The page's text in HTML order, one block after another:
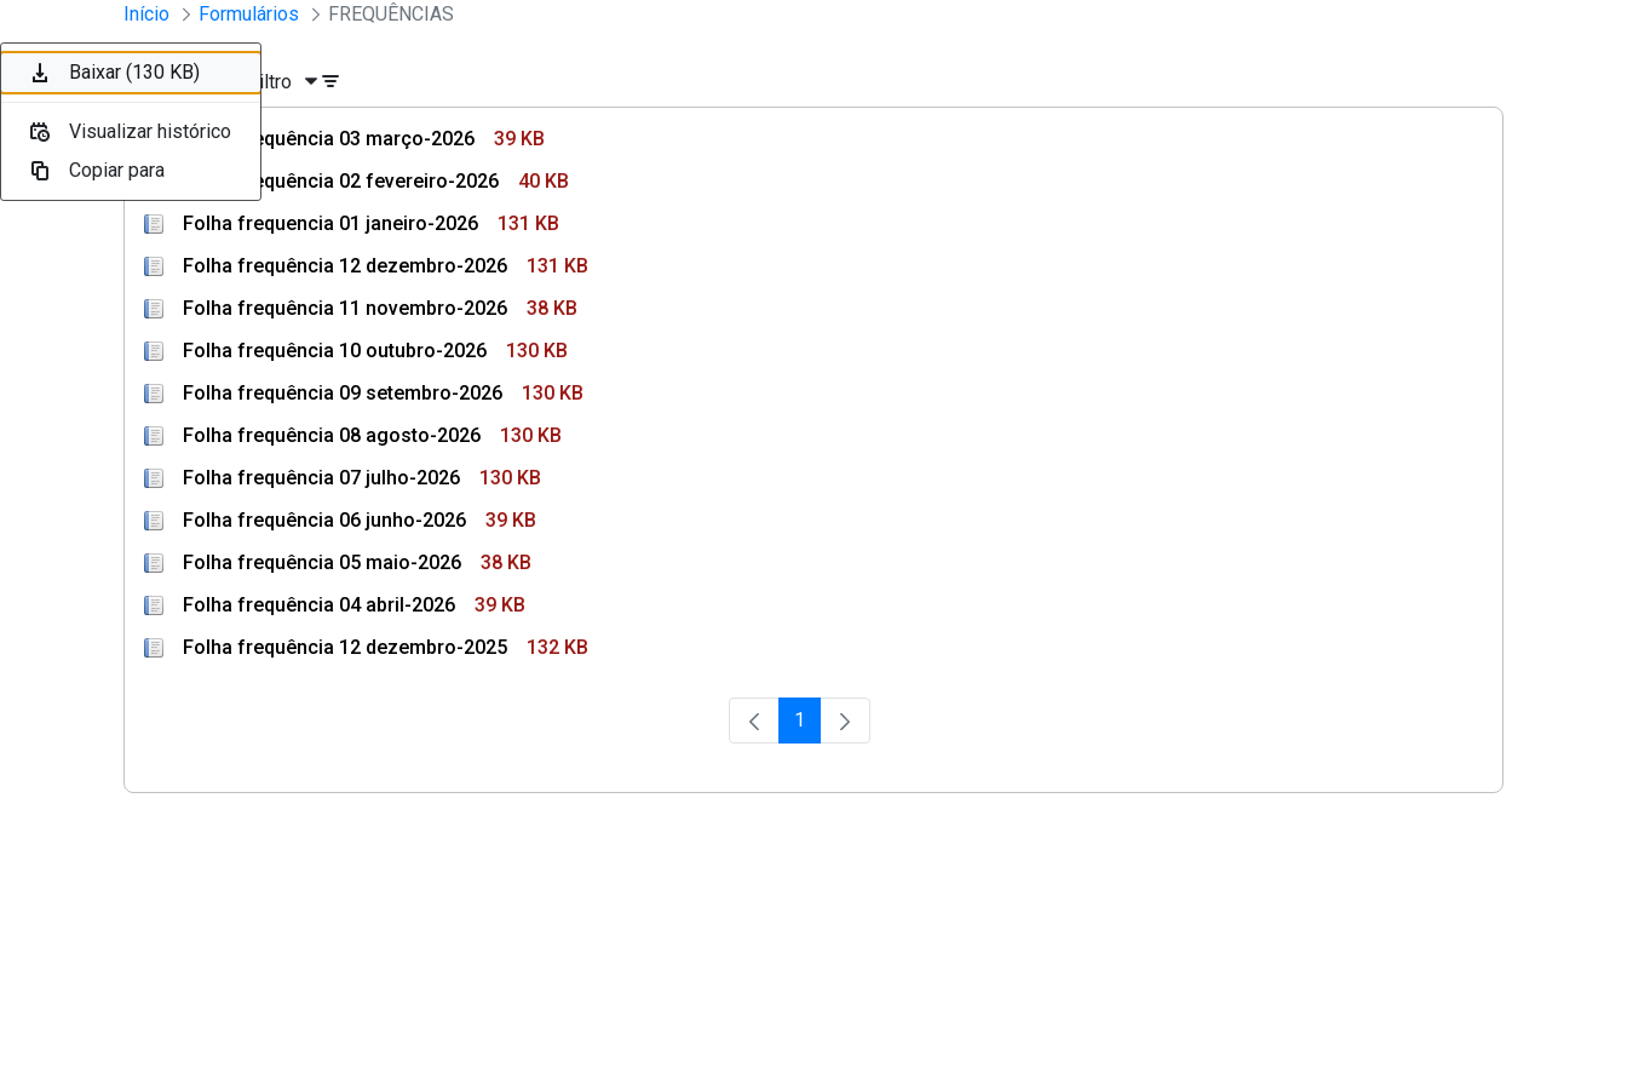
Pular para o Conteúdo principal
Divisão Minima - Escola Superior
Início Formulários FREQUÊNCIAS
Ordenar Filtro
Folha frequência 03 março-2026
39 KB
Folha frequência 02 fevereiro-2026
40 KB
Folha frequencia 01 janeiro-2026
131 KB
Folha frequência 12 dezembro-2026
131 KB
Folha frequência 11 novembro-2026
38 KB
Folha frequência 10 outubro-2026
130 KB
Folha frequência 09 setembro-2026
130 KB
Folha frequência 08 agosto-2026
130 KB
Folha frequência 07 julho-2026
130 KB
Folha frequência 06 junho-2026
39 KB
Folha frequência 05 maio-2026
38 KB
Folha frequência 04 abril-2026
39 KB
Folha frequência 12 dezembro-2025
132 KB
Página
1
Baixar (39 KB)
Visualizar histórico
Copiar para
Baixar (40 KB)
Visualizar histórico
Copiar para
Baixar (131 KB)
Visualizar histórico
Copiar para
Baixar (131 KB)
Visualizar histórico
Copiar para
Baixar (38 KB)
Visualizar histórico
Copiar para
Baixar (130 KB)
Visualizar histórico
Copiar para
Baixar (130 KB)
Visualizar histórico
Copiar para